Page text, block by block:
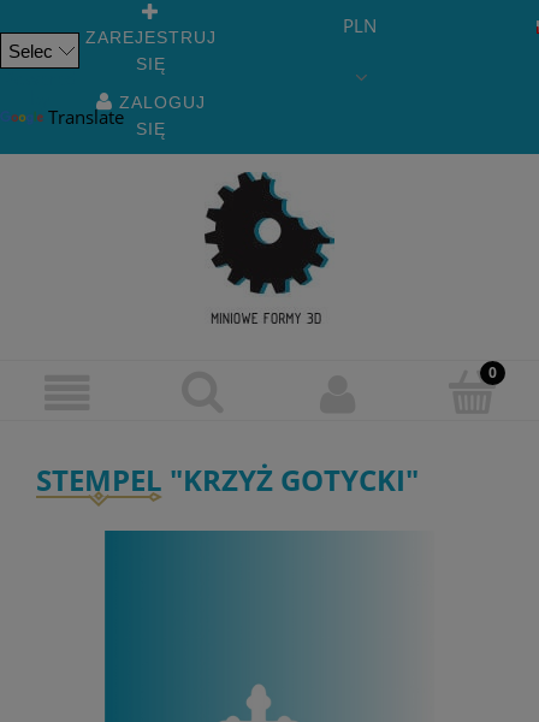
Translate
ZAREJESTRUJ
SIĘ
ZALOGUJ
SIĘ
PLN
STEMPEL "KRZYŻ GOTYCKI"